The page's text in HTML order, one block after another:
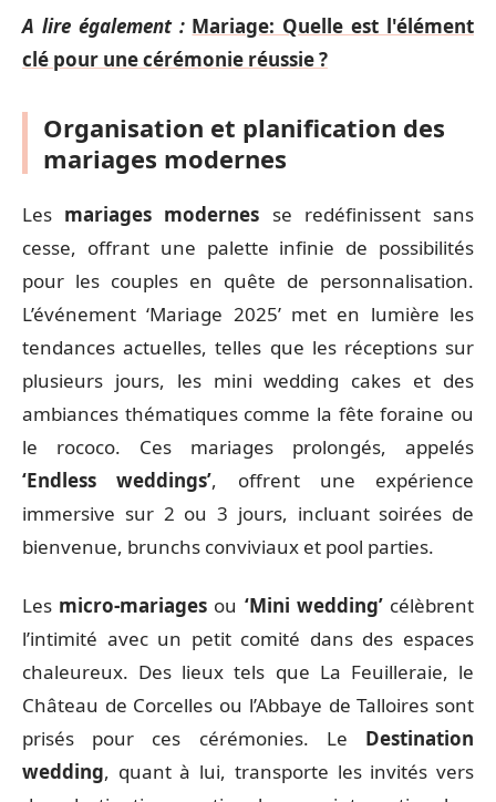
A lire également : Mariage: Quelle est l'élément
clé pour une cérémonie réussie ?
Organisation et planification des
mariages modernes
Les mariages modernes se redéfinissent sans
cesse, offrant une palette infinie de possibilités
pour les couples en quête de personnalisation.
L’événement ‘Mariage 2025’ met en lumière les
tendances actuelles, telles que les réceptions sur
plusieurs jours, les mini wedding cakes et des
ambiances thématiques comme la fête foraine ou
le rococo. Ces mariages prolongés, appelés
‘Endless weddings’, offrent une expérience
immersive sur 2 ou 3 jours, incluant soirées de
bienvenue, brunchs conviviaux et pool parties.
Les micro-mariages ou ‘Mini wedding’célèbrent
l’intimité avec un petit comité dans des espaces
chaleureux. Des lieux tels que La Feuilleraie, le
Château de Corcelles ou l’Abbaye de Talloires sont
prisés pour ces cérémonies. Le Destination
wedding, quant à lui, transporte les invités vers